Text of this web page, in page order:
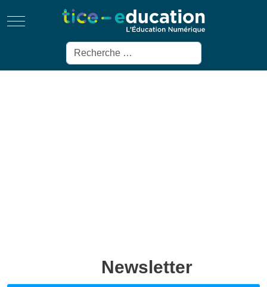
Mobile Menu Toggle
Rechercher
Newsletter